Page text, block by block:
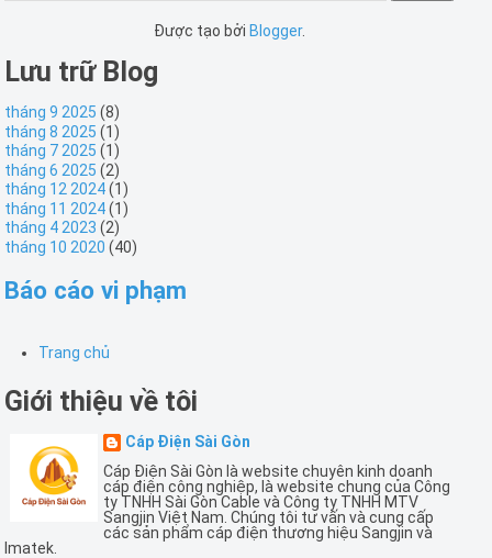
Được tạo bởi Blogger.
Lưu trữ Blog
tháng 9 2025 (8)
tháng 8 2025 (1)
tháng 7 2025 (1)
tháng 6 2025 (2)
tháng 12 2024(1)
tháng 11 2024(1)
tháng 4 2023 (2)
tháng 10 2020 (40)
Báo cáo vi phạm
Trang chủ
Giới thiệu về tôi
Cáp Điện Sài Gòn
Cáp Điện Sài Gòn là website chuyên kinh doanh
cáp điện công nghiệp, là website chung của Công
ty TNHH Sài Gòn Cable và Công ty TNHH MTV
Sangjin Việt Nam. Chúng tôi tư vấn và cung cấp
các sản phẩm cáp điện thương hiệu Sangjin và
Imatek.